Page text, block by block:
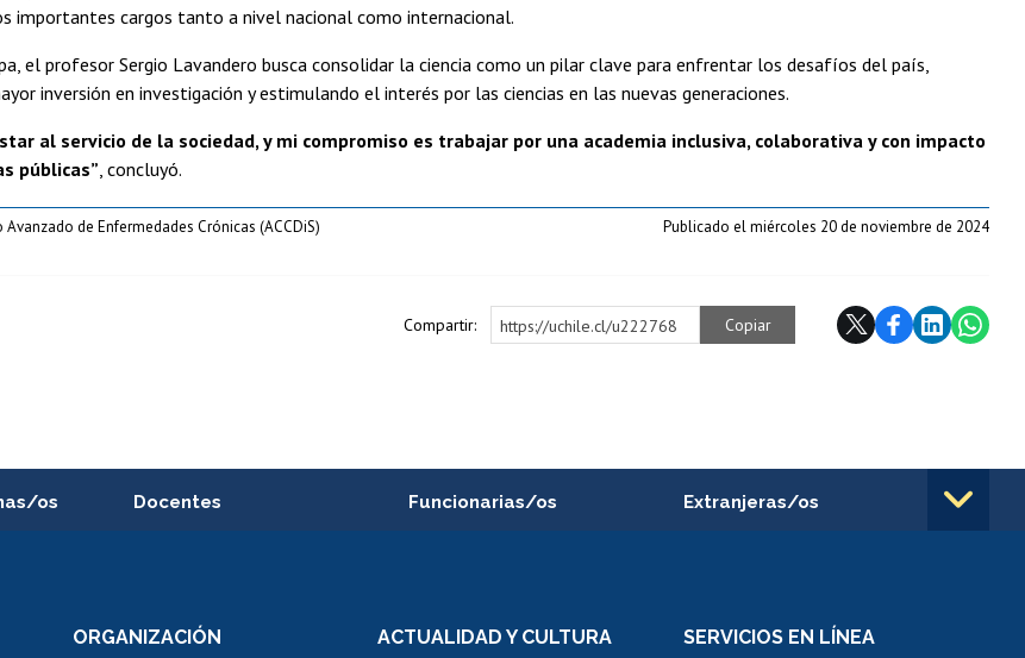
importantes cargos tanto a nivel nacional como internacional.
el profesor Sergio Lavandero busca consolidar la ciencia como un pilar clave para enfrentar los desafíos del país,
inversión en investigación y estimulando el interés por las ciencias en las nuevas generaciones.
al servicio de la sociedad, y mi compromiso es trabajar por una academia inclusiva, colaborativa y con impacto
públicas” , concluyó.
de Enfermedades Crónicas (ACCDiS) Publicado el miércoles 20 de noviembre de 2024
Compartir: https://uchile.cl/u222768 Copiar
os Docentes
Perfeccionamiento
Funcionarias/os
Portal de movilidad interna
Extranjeras/os
ORGANIZACIÓN ACTUALIDAD Y CULTURA SERVICIOS EN LÍNEA